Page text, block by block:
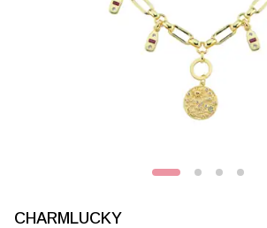
CHARMLUCKY